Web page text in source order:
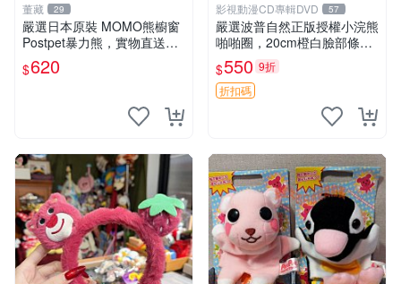
董藏 29
嚴選日本原裝 MOMO熊櫥窗
Postpet暴力熊，實物直送新
臺灣。MOMO熊 暴力熊 熊貓
櫥窗
$620
影視動漫CD專輯DVD 57
嚴選波普自然正版授權小浣熊
啪啪圈，20cm橙白臉部條紋
清晰，毛絨超萌贈品推薦。
小浣熊 波普 圈環
$550 9折
折扣碼